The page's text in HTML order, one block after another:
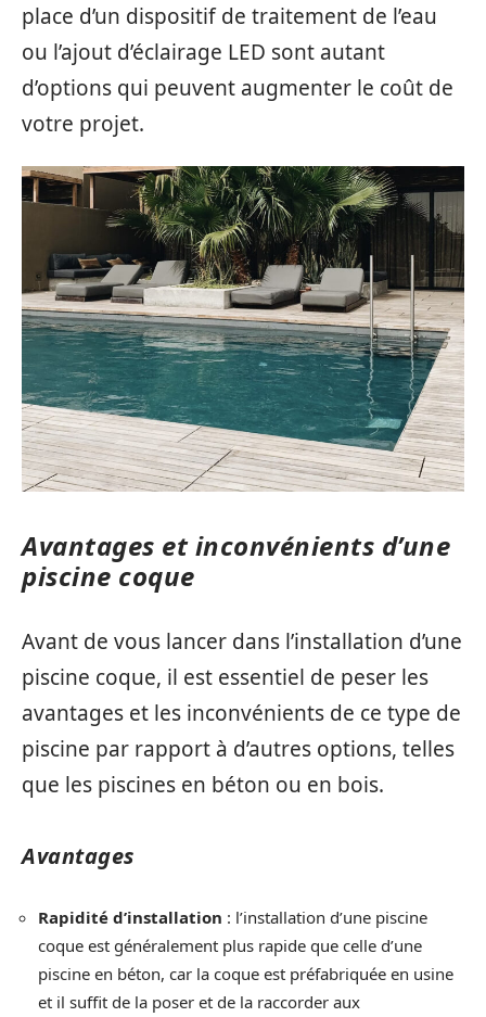
place d’un dispositif de traitement de l’eau
ou l’ajout d’éclairage LED sont autant
d’options qui peuvent augmenter le coût de
votre projet.
Avantages et inconvénients d’une
piscine coque
Avant de vous lancer dans l’installation d’une
piscine coque, il est essentiel de peser les
avantages et les inconvénients de ce type de
piscine par rapport à d’autres options, telles
que les piscines en béton ou en bois.
Avantages
Rapidité d’installation : l’installation d’une piscine
coque est généralement plus rapide que celle d’une
piscine en béton, car la coque est préfabriquée en usine
et il suffit de la poser et de la raccorder aux